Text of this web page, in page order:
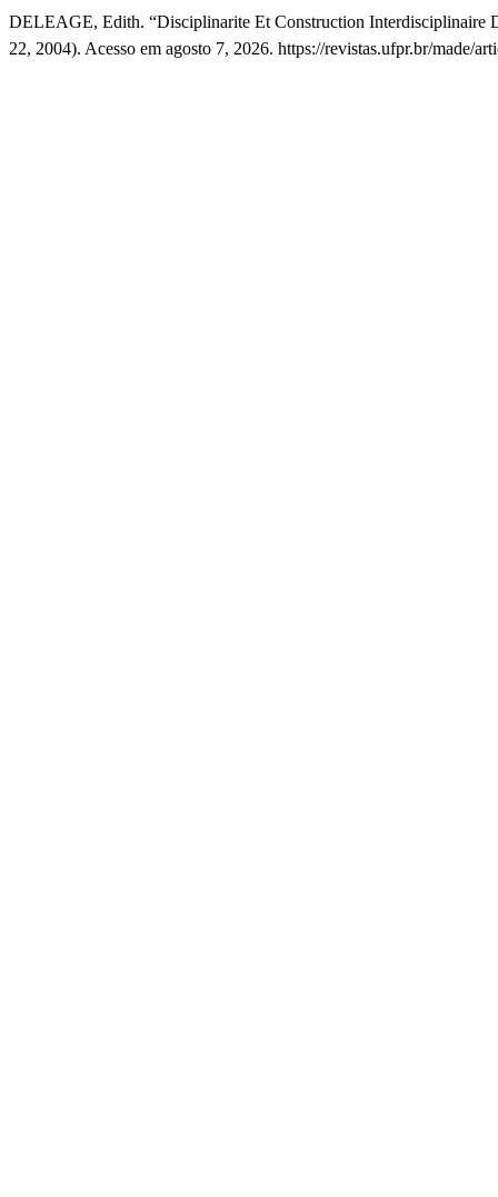
DELEAGE, Edith. “Disciplinarite Et Construction Interdisciplinaire
22, 2004). Acesso em agosto 7, 2026. https://revistas.ufpr.br/made/